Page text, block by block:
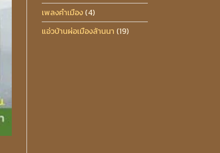
เพลงคำเมือง(4)
แอ่วบ้านผ่อเมืองล้านนา (19)